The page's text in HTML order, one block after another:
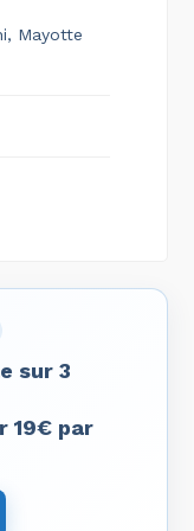
Mayotte
sur 3
19€ par